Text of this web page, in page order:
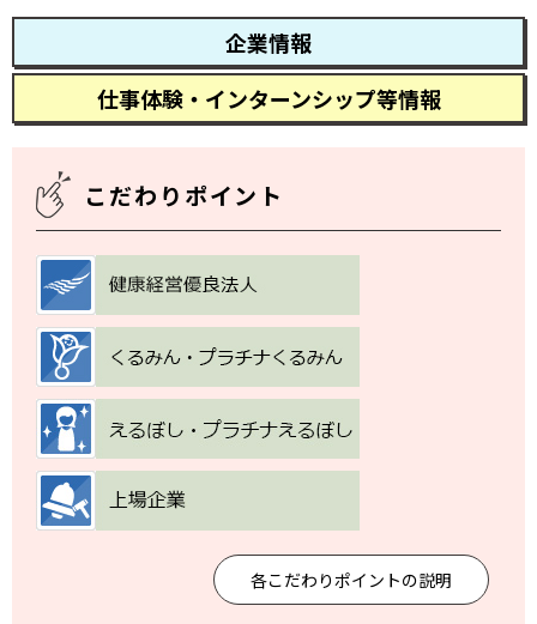
企業情報
仕事体験・インターンシップ等情報
こだわりポイント
各こだわりポイントの説明